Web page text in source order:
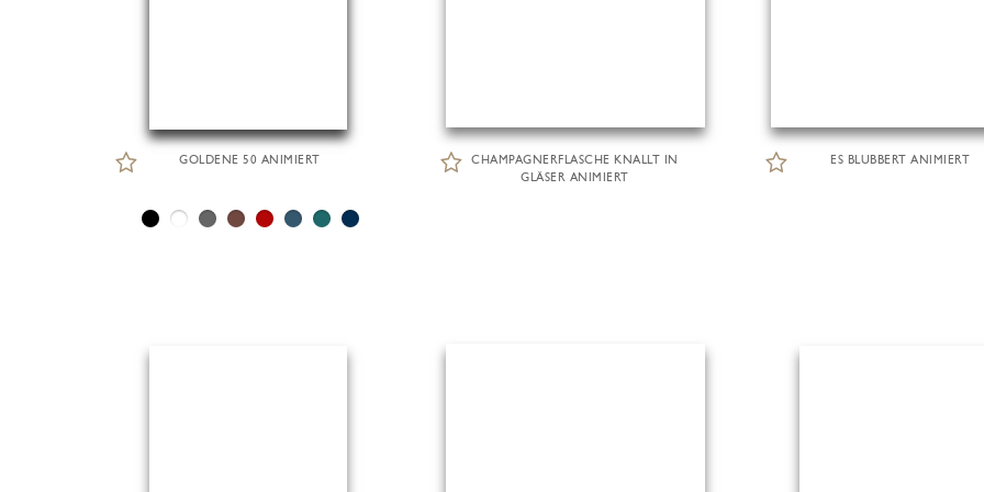
GOLDENE 50 ANIMIERT
CHAMPAGNERFLASCHE KNALLT IN
GLÄSER ANIMIERT
ES BLUBBERT ANIMIERT